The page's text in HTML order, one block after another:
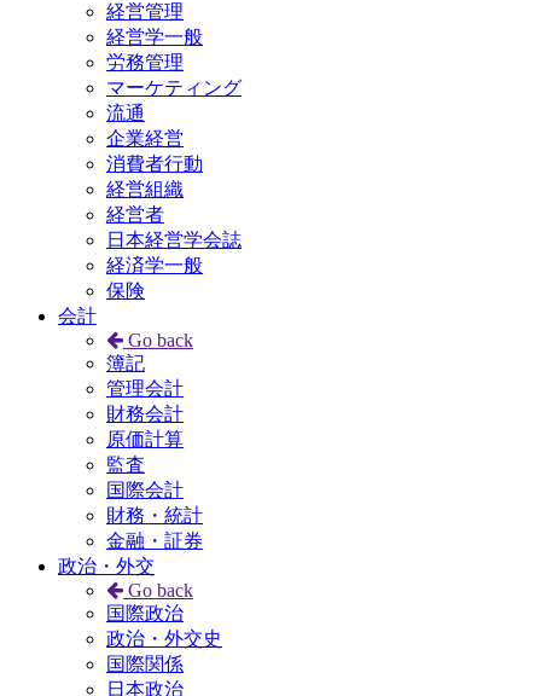
経営管理
経営学一般
労務管理
マーケティング
流通
企業経営
消費者行動
経営組織
経営者
日本経営学会誌
経済学一般
保険
会計
Go back
簿記
管理会計
財務会計
原価計算
監査
国際会計
財務・統計
金融・証券
政治・外交
Go back
国際政治
政治・外交史
国際関係
日本政治